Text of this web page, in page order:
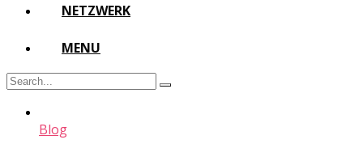
NETZWERK
MENU
Blog